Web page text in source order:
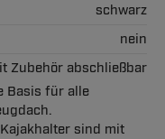
schwarz
nein
Zubehör abschließbar
Basis für alle
sind mit